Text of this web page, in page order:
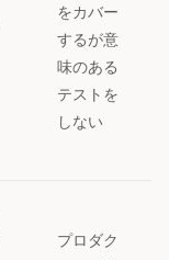
をカバー
するが意
味のある
テストを
しない
プロダク